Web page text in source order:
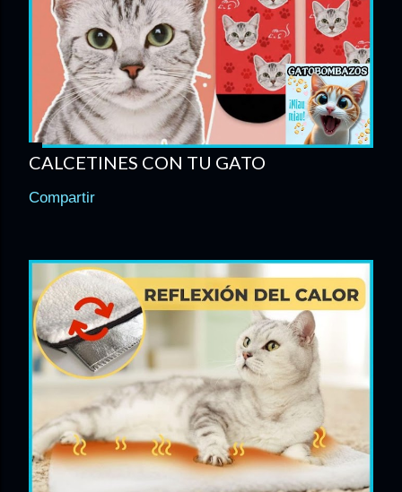
CALCETINES CON TU GATO
Compartir